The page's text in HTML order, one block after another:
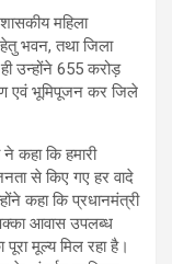
महिला
भवन, तथा जिला
उन्होंने 655 करोड़
एवं भूमिपूजन कर जिले
कहा कि हमारी
से किए गए हर वादे
कहा कि प्रधानमंत्री
आवास उपलब्ध
मूल्य मिल रहा है।